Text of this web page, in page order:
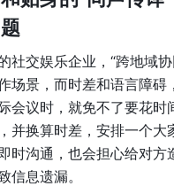
社交娱乐企业，“跨地域
场景，而时差和语言障碍
会议时，就免不了要花时
并换算时差，安排一个大
时沟通，也会担心给对方
信息遗漏。